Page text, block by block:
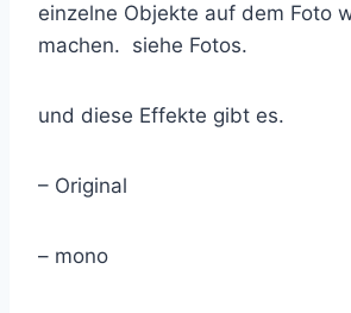
einzelne Objekte auf dem Foto
machen. siehe Fotos.
und diese Effekte gibt es.
– Original
– mono